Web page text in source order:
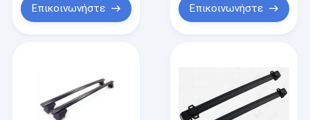
Βίντεο
Επικοινωνήστε Επικοινωνήστε